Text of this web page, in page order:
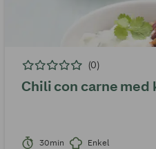
(0)
Chili con carne
30min Enkel